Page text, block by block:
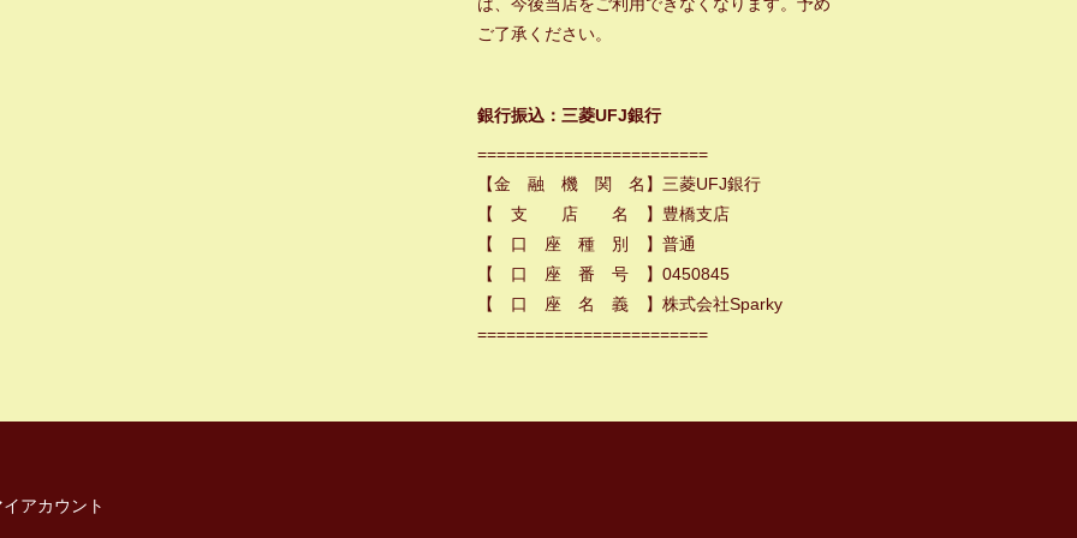
ご了承ください。
銀行振込：三菱UFJ銀行
========================
【金 融 機 関 名】三菱UFJ銀行
【 支 店 名 】豊橋支店
【 口 座 種 別 】普通
【 口 座 番 号 】0450845
【 口 座 名 義 】株式会社Sparky
========================
アカウント